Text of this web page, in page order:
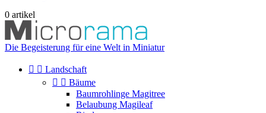
0 artikel
Die Begeisterung für eine Welt in Miniatur
  Landschaft
  Bäume
Baumrohlinge Magitree
Belaubung Magileaf